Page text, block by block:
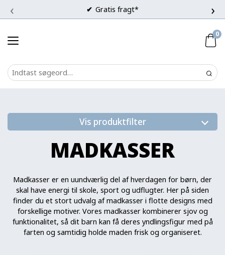
Gratis fragt*
‹ ›
0
Vis produktfilter
MADKASSER
Madkasser er en uundværlig del af hverdagen for børn, der
skal have energi til skole, sport og udflugter. Her på siden
finder du et stort udvalg af madkasser i flotte designs med
forskellige motiver. Vores madkasser kombinerer sjov og
funktionalitet, så dit barn kan få deres yndlingsfigur med på
farten og samtidig holde maden frisk og organiseret.